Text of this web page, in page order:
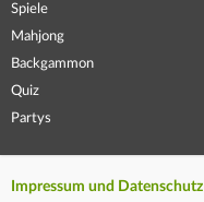
Spiele
Mahjong
Backgammon
Quiz
Partys
Impressum und Datenschutz